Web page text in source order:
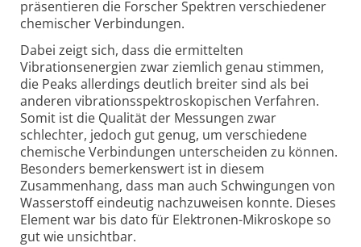
präsentieren die Forscher Spektren verschiedener
chemischer Verbindungen.
Dabei zeigt sich, dass die ermittelten
Vibrationsenergien zwar ziemlich genau stimmen,
die Peaks allerdings deutlich breiter sind als bei
anderen vibrationsspektroskopischen Verfahren.
Somit ist die Qualität der Messungen zwar
schlechter, jedoch gut genug, um verschiedene
chemische Verbindungen unterscheiden zu können.
Besonders bemerkenswert ist in diesem
Zusammenhang, dass man auch Schwingungen von
Wasserstoff eindeutig nachzuweisen konnte. Dieses
Element war bis dato für Elektronen-Mikroskope so
gut wie unsichtbar.